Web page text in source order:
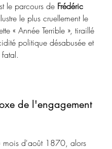
le parcours de Frédéric
le plus cruellement le
« Année Terrible », tiraillé
politique désabusée et
de l'engagement
mois d'août 1870, alors